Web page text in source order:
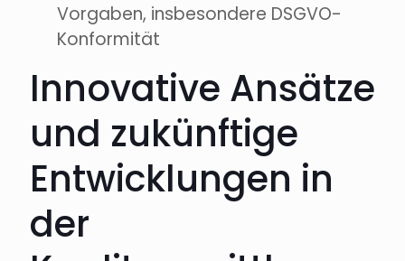
Vorgaben, insbesondere DSGVO-
Konformität
Innovative Ansätze
und zukünftige
Entwicklungen in
der